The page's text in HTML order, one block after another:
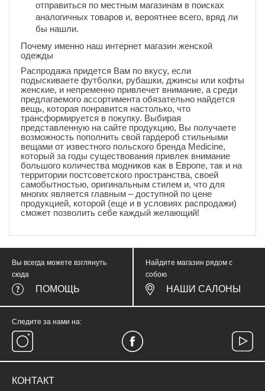
отправиться по местным магазинам в поисках
аналогичных товаров и, вероятнее всего, вряд ли
бы нашли.
Почему именно наш интернет магазин женской
одежды
Распродажа придется Вам по вкусу, если
подыскиваете футболки, рубашки, джинсы или кофты
женские, и непременно привлечет внимание, а среди
предлагаемого ассортимента обязательно найдется
вещь, которая понравится настолько, что
трансформируется в покупку. Выбирая
представленную на сайте продукцию, Вы получаете
возможность пополнить свой гардероб стильными
вещами от известного польского бренда Medicine,
который за годы существования привлек внимание
большого количества модников как в Европе, так и на
территории постсоветского пространства, своей
самобытностью, оригинальным стилем и, что для
многих является главным – доступной по цене
продукцией, которой (еще и в условиях распродажи)
сможет позволить себе каждый желающий!
Вы всегда можете взглянуть
сюда
ПОМОЩЬ
Найдите магазин рядом с
собою
НАШИ САЛОНЫ
Следите за нами на:
КОНТАКТ